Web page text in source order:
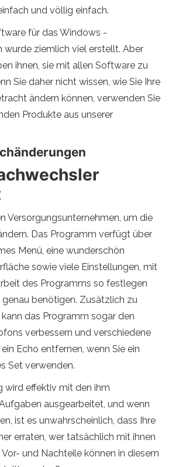
und völlig einfach.
für das Windows -
wurde ziemlich viel erstellt. Aber
ihnen, sie mit allen Software zu
Sie daher nicht wissen, wie Sie Ihre
ändern können, verwenden Sie
Produkte aus unserer
Versorgungsunternehmen, um die
Das Programm verfügt über
Menü, eine wunderschön
sowie viele Einstellungen, mit
des Programms so festlegen
genau benötigen. Zusätzlich zu
das Programm sogar den
verbessern und verschiedene
Echo entfernen, wenn Sie ein
Set verwenden.
wird effektiv mit den ihm
ausgearbeitet, und wenn
ist es unwahrscheinlich, dass Ihre
erraten, wer tatsächlich mit ihnen
und Nachteile können in diesem